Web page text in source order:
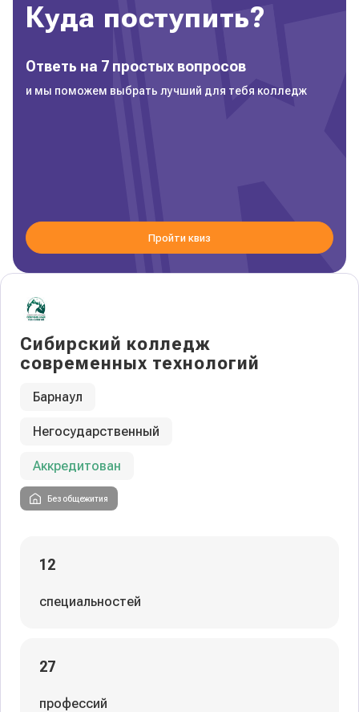
Сибирский колледж
современных технологий
Барнаул
Негосударственный
Аккредитован
Без общежития
12
специальностей
27
профессий
Куда поступить?
Ответь на 7 простых вопросов
и мы поможем выбрать лучший для тебя колледж
Пройти квиз